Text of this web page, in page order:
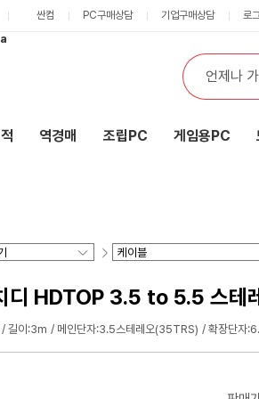
싼컴 PC구매상담 기업구매상담 로
역경매 조립PC 게임용PC
디 HDTOP 3.5 to 5.5 스
길이:3m 메인단자:3.5스테레오(35TRS) 확장단자